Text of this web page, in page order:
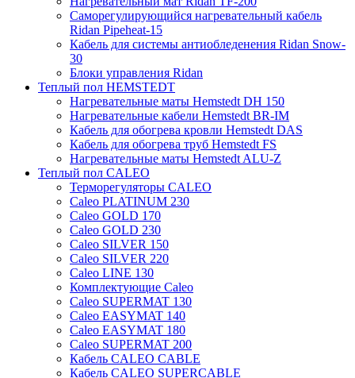
Саморегулирующийся нагревательный кабель
Ridan Pipeheat-15
Кабель для системы антиобледенения Ridan Snow-
30
Блоки управления Ridan
Теплый пол HEMSTEDT
Нагревательные маты Hemstedt DH 150
Нагревательные кабели Hemstedt BR-IM
Кабель для обогрева кровли Hemstedt DAS
Кабель для обогрева труб Hemstedt FS
Нагревательные маты Hemstedt ALU-Z
Теплый пол CALEO
Терморегуляторы CALEO
Caleo PLATINUM 230
Caleo GOLD 170
Caleo GOLD 230
Caleo SILVER 150
Caleo SILVER 220
Caleo LINE 130
Комплектующие Caleo
Caleo SUPERMAT 130
Caleo EASYMAT 140
Caleo EASYMAT 180
Caleo SUPERMAT 200
Кабель CALEO CABLE
Кабель CALEO SUPERCABLE